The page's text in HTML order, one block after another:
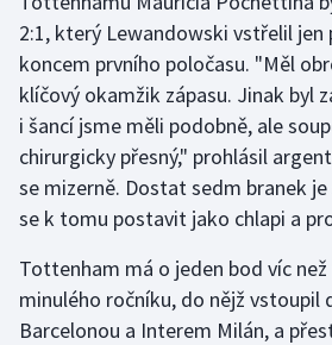
Stolní tenis
Triatlon
Veslování
Vodní slalom
Ostatní
2:1, který Lewandowski vstřelil jen
koncem prvního poločasu. "Měl
klíčový okamžik zápasu. Jinak byl
i šancí jsme měli podobně, ale
chirurgicky přesný," prohlásil
se mizerně. Dostat sedm branek
se k tomu postavit jako chlapi a
Tottenham má o jeden bod víc
minulého ročníku, do nějž vstoupil
Barcelonou a Interem Milán, a